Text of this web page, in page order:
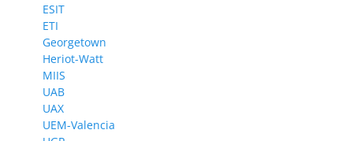
ESIT
ETI
Georgetown
Heriot-Watt
MIIS
UAB
UAX
UEM-Valencia